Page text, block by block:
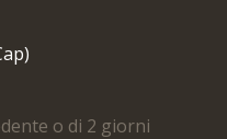
o di 2 giorni